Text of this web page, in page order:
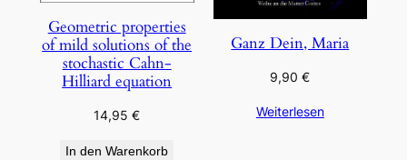
Geometric properties
of mild solutions of the
stochastic Cahn-
Hilliard equation
14,95€
In den Warenkorb
Ganz Dein, Maria
9,90€
Weiterlesen